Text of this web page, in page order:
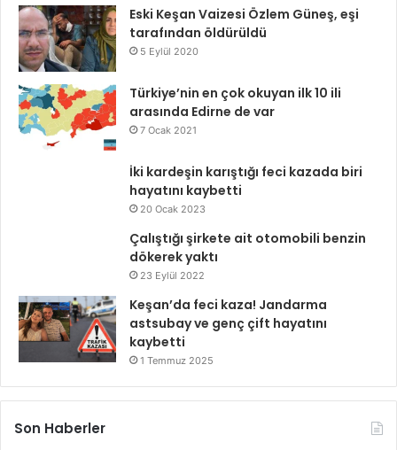
Eski Keşan Vaizesi Özlem Güneş, eşi
tarafından öldürüldü
5 Eylül 2020
Türkiye’nin en çok okuyan ilk 10 ili
arasında Edirne de var
7 Ocak 2021
İki kardeşin karıştığı feci kazada biri
hayatını kaybetti
20 Ocak 2023
Çalıştığı şirkete ait otomobili benzin
dökerek yaktı
23 Eylül 2022
Keşan’da feci kaza! Jandarma
astsubay ve genç çift hayatını
kaybetti
1 Temmuz 2025
Son Haberler